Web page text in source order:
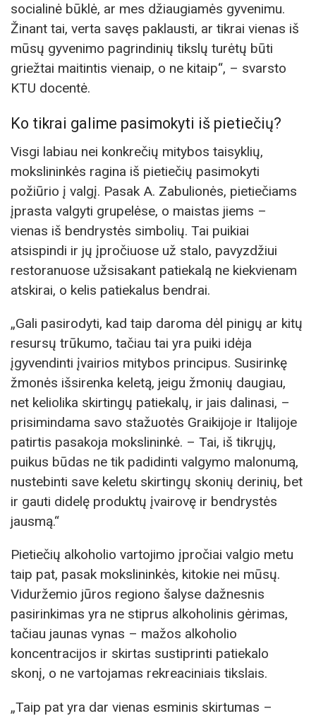
socialinė būklė, ar mes džiaugiamės gyvenimu.
Žinant tai, verta savęs paklausti, ar tikrai vienas iš
mūsų gyvenimo pagrindinių tikslų turėtų būti
griežtai maitintis vienaip, o ne kitaip“, – svarsto
KTU docentė.
Ko tikrai galime pasimokyti iš pietiečių?
Visgi labiau nei konkrečių mitybos taisyklių,
mokslininkės ragina iš pietiečių pasimokyti
požiūrio į valgį. Pasak A. Zabulionės, pietiečiams
įprasta valgyti grupelėse, o maistas jiems –
vienas iš bendrystės simbolių. Tai puikiai
atsispindi ir jų įpročiuose už stalo, pavyzdžiui
restoranuose užsisakant patiekalą ne kiekvienam
atskirai, o kelis patiekalus bendrai.
„Gali pasirodyti, kad taip daroma dėl pinigų ar kitų
resursų trūkumo, tačiau tai yra puiki idėja
įgyvendinti įvairios mitybos principus. Susirinkę
žmonės išsirenka keletą, jeigu žmonių daugiau,
net keliolika skirtingų patiekalų, ir jais dalinasi, –
prisimindama savo stažuotės Graikijoje ir Italijoje
patirtis pasakoja mokslininkė. – Tai, iš tikrųjų,
puikus būdas ne tik padidinti valgymo malonumą,
nustebinti save keletu skirtingų skonių derinių, bet
ir gauti didelę produktų įvairovę ir bendrystės
jausmą.“
Pietiečių alkoholio vartojimo įpročiai valgio metu
taip pat, pasak mokslininkės, kitokie nei mūsų.
Viduržemio jūros regiono šalyse dažnesnis
pasirinkimas yra ne stiprus alkoholinis gėrimas,
tačiau jaunas vynas – mažos alkoholio
koncentracijos ir skirtas sustiprinti patiekalo
skonį, o ne vartojamas rekreaciniais tikslais.
„Taip pat yra dar vienas esminis skirtumas –